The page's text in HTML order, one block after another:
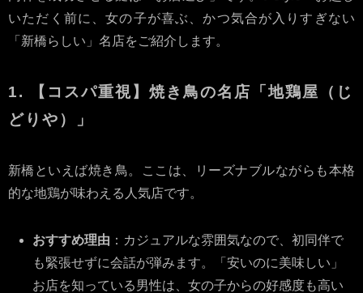
いただく前に、女の子が喜ぶ、かつ気合が入りすぎない
「新橋らしい」名店をご紹介します。
1. 【コスパ重視】焼き鳥の名店「地鶏屋（じ
どりや）」
新橋といえば焼き鳥。ここは、リーズナブルながらも本格
的な地鶏が味わえる人気店です。
おすすめ理由 ：カジュアルな雰囲気なので、初同伴で
も緊張せずに会話が弾みます。「安いのに美味しい」
お店を知っている男性は、女の子からの好感度も高い